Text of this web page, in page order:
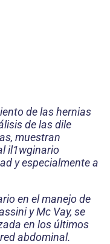
de las hernias
de las dile
muestran
il1wginario
y especialmente a
en el manejo de
y Mc Vay, se
en los últimos
abdominal.